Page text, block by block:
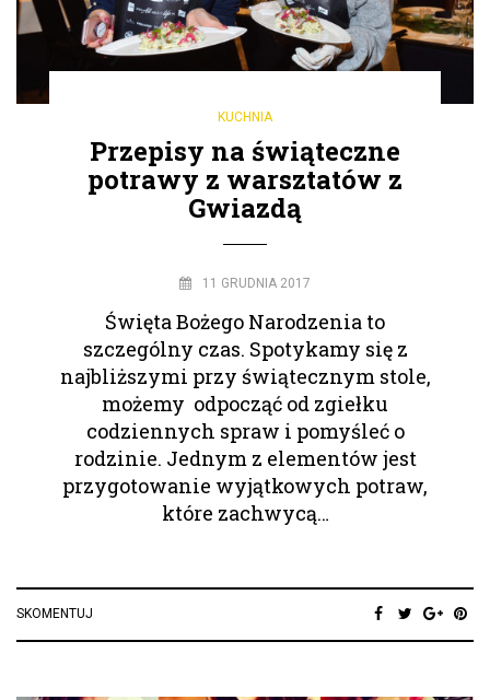
KUCHNIA
Przepisy na świąteczne
potrawy z warsztatów z
Gwiazdą
11 GRUDNIA 2017
Święta Bożego Narodzenia to
szczególny czas. Spotykamy się z
najbliższymi przy świątecznym stole,
możemy odpocząć od zgiełku
codziennych spraw i pomyśleć o
rodzinie. Jednym z elementów jest
przygotowanie wyjątkowych potraw,
które zachwycą…
SKOMENTUJ